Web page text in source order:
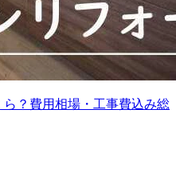
？費用相場・工事費込み総